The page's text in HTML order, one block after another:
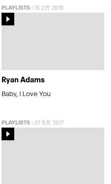
PLAYLISTS:15 2月 2018
Ryan Adams
Baby, I Love You
PLAYLISTS:01 9月 2017